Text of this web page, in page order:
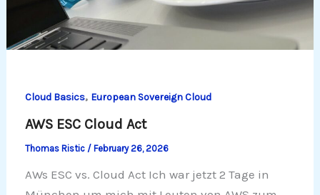
Cloud Basics, European Sovereign Cloud
AWS ESC Cloud Act
Thomas Ristic / February 26, 2026
AWs ESC vs. Cloud Act Ich war jetzt 2 Tage in